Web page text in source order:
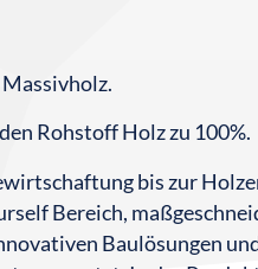
Rohstoff Holz zu 100%.
bis zur
Bereich,
Baulösungen